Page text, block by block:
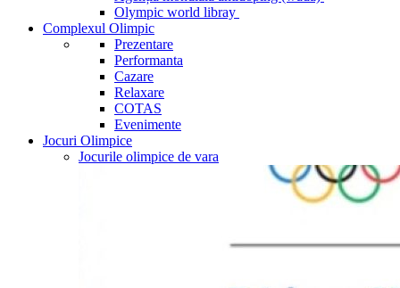
Olympic world libray
Complexul Olimpic
Prezentare
Performanta
Cazare
Relaxare
COTAS
Evenimente
Jocuri Olimpice
Jocurile olimpice de vara